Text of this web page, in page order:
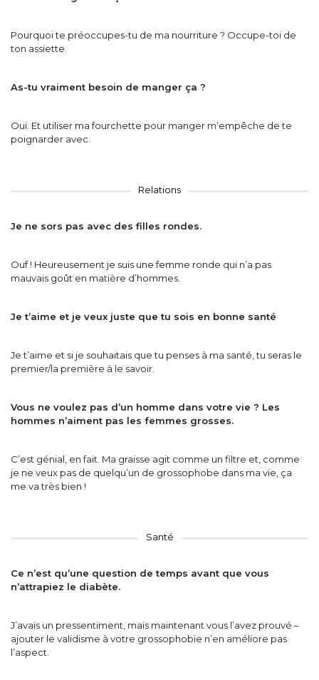
Pourquoi te préoccupes-tu de ma nourriture ? Occupe-toi de
ton assiette.
As-tu vraiment besoin de manger ça ?
Oui. Et utiliser ma fourchette pour manger m’empêche de te
poignarder avec.
Relations
Je ne sors pas avec des filles rondes.
Ouf ! Heureusement je suis une femme ronde qui n’a pas
mauvais goût en matière d’hommes.
Je t’aime et je veux juste que tu sois en bonne santé
Je t’aime et si je souhaitais que tu penses à ma santé, tu seras le
premier/la première à le savoir.
Vous ne voulez pas d’un homme dans votre vie ? Les
hommes n’aiment pas les femmes grosses.
C’est génial, en fait. Ma graisse agit comme un filtre et, comme
je ne veux pas de quelqu’un de grossophobe dans ma vie, ça
me va très bien !
Santé
Ce n’est qu’une question de temps avant que vous
n’attrapiez le diabète.
J’avais un pressentiment, mais maintenant vous l’avez prouvé –
ajouter le validisme à votre grossophobie n’en améliore pas
l’aspect.